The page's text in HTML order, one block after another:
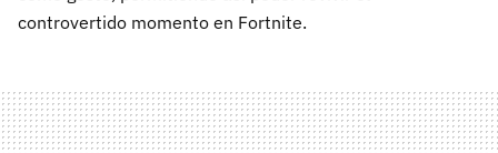
controvertido momento en Fortnite.